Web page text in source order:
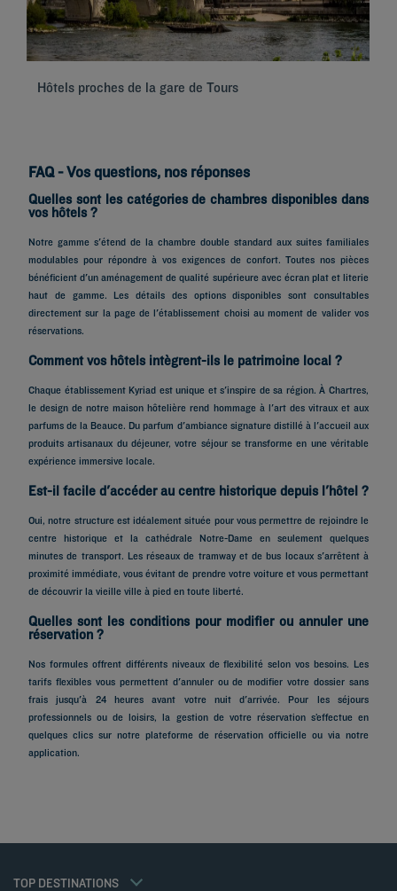
Hôtels proches de la gare de Tours
FAQ - Vos questions, nos réponses
Quelles sont les catégories de chambres disponibles dans
vos hôtels ?
Notre gamme s'étend de la chambre double standard aux suites familiales
modulables pour répondre à vos exigences de confort. Toutes nos pièces
bénéficient d'un aménagement de qualité supérieure avec écran plat et literie
haut de gamme. Les détails des options disponibles sont consultables
directement sur la page de l'établissement choisi au moment de valider vos
réservations.
Comment vos hôtels intègrent-ils le patrimoine local ?
Chaque établissement Kyriad est unique et s'inspire de sa région. À Chartres,
le design de notre maison hôtelière rend hommage à l'art des vitraux et aux
parfums de la Beauce. Du parfum d'ambiance signature distillé à l'accueil aux
produits artisanaux du déjeuner, votre séjour se transforme en une véritable
expérience immersive locale.
Est-il facile d'accéder au centre historique depuis l'hôtel ?
Oui, notre structure est idéalement située pour vous permettre de rejoindre le
centre historique et la cathédrale Notre-Dame en seulement quelques
minutes de transport. Les réseaux de tramway et de bus locaux s'arrêtent à
proximité immédiate, vous évitant de prendre votre voiture et vous permettant
de découvrir la vieille ville à pied en toute liberté.
Quelles sont les conditions pour modifier ou annuler une
réservation ?
Nos formules offrent différents niveaux de flexibilité selon vos besoins. Les
tarifs flexibles vous permettent d'annuler ou de modifier votre dossier sans
frais jusqu'à 24 heures avant votre nuit d'arrivée. Pour les séjours
professionnels ou de loisirs, la gestion de votre réservation s’effectue en
quelques clics sur notre plateforme de réservation officielle ou via notre
application.
TOP DESTINATIONS
Hôtels à Paris
Hôtels à Marseille
Hôtels à Strasbourg
Hôtels à Bordeaux
Tarif membre
Politique des données personnelles